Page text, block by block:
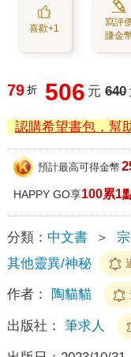
喜歡+1
寫評
賺金
79 折 506 元 640
認購希望書包，幫
預計最高可得金幣
HAPPY GO享100累1
分類： 中文書 ＞
其他靈異/神秘
作者： 陶貓貓
出版社： 筆求人